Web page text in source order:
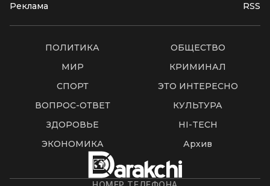
Реклама RSS
ПОЛИТИКА
ОБЩЕСТВО
МИР
КРИМИНАЛ
СПОРТ
ЭТО ИНТЕРЕСНО
ВОПРОС-ОТВЕТ
КУЛЬТУРА
ЗДОРОВЬЕ
HI-TECH
ЭКОНОМИКА
Архив